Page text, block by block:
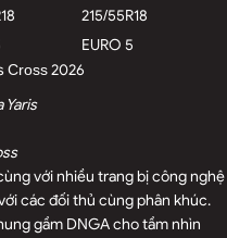
215/55R18
EURO 5
Cross2026
Yaris
với nhiều trang bị công nghệ
các đối thủ cùng phân khúc.
gầm DNGA cho tầm nhìn